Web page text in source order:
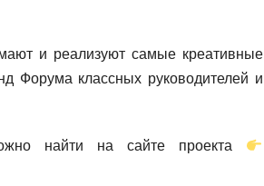
и реализуют самые креативные
Форума классных руководителей и
найти на сайте проекта